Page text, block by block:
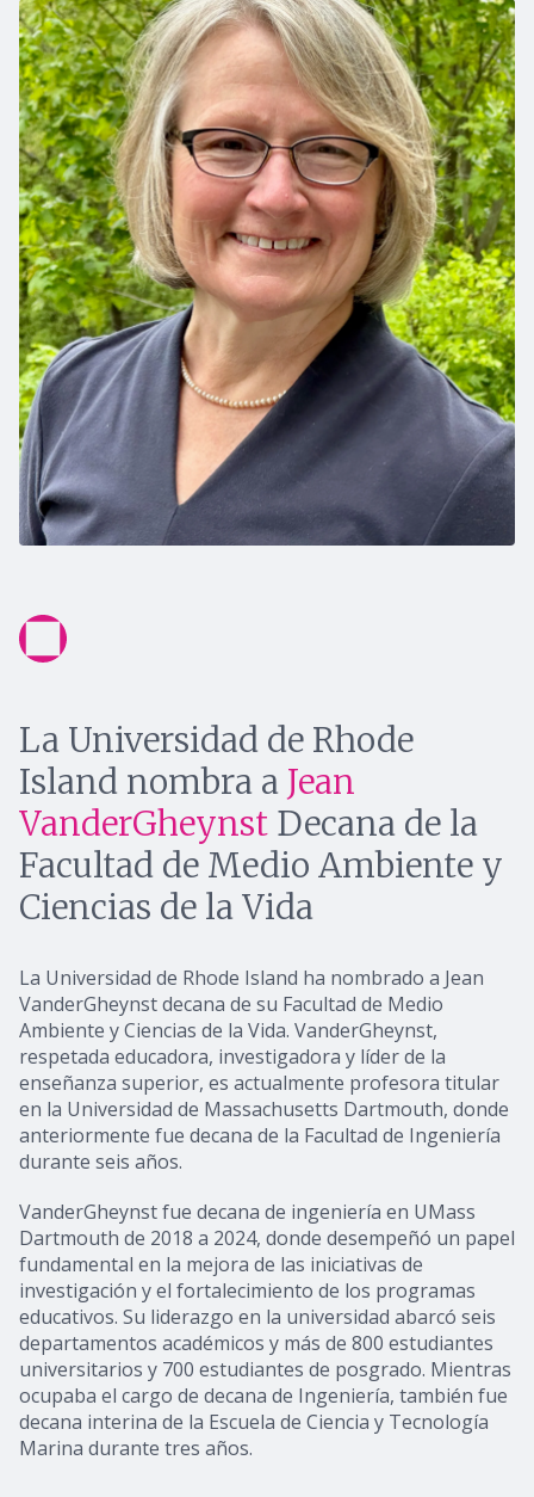
La Universidad de Rhode
Island nombra a Jean
VanderGheynst Decana de la
Facultad de Medio Ambiente y
Ciencias de la Vida
La Universidad de Rhode Island ha nombrado a Jean
VanderGheynst decana de su Facultad de Medio
Ambiente y Ciencias de la Vida. VanderGheynst,
respetada educadora, investigadora y líder de la
enseñanza superior, es actualmente profesora titular
en la Universidad de Massachusetts Dartmouth, donde
anteriormente fue decana de la Facultad de Ingeniería
durante seis años.
VanderGheynst fue decana de ingeniería en UMass
Dartmouth de 2018 a 2024, donde desempeñó un papel
fundamental en la mejora de las iniciativas de
investigación y el fortalecimiento de los programas
educativos. Su liderazgo en la universidad abarcó seis
departamentos académicos y más de 800 estudiantes
universitarios y 700 estudiantes de posgrado. Mientras
ocupaba el cargo de decana de Ingeniería, también fue
decana interina de la Escuela de Ciencia y Tecnología
Marina durante tres años.